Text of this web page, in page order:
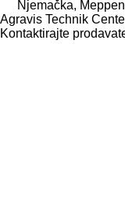
Njemačka, Meppen
Agravis Technik
Kontaktirajte